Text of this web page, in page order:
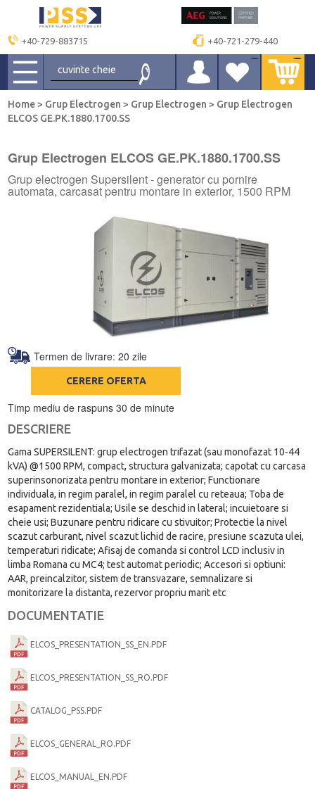
+40-729-883715 +40-721-279-440
Home> Grup Electrogen > Grup Electrogen > Grup Electrogen
ELCOS GE.PK.1880.1700.SS
Grup Electrogen ELCOS GE.PK.1880.1700.SS
Grup electrogen Supersilent - generator cu pornire
automata, carcasat pentru montare in exterior, 1500 RPM
Termen de livrare: 20 zile
CERERE OFERTA
Timp mediu de raspuns 30 de minute
DESCRIERE
Gama SUPERSILENT: grup electrogen trifazat (sau monofazat 10-44
kVA) @1500 RPM, compact, structura galvanizata; capotat cu carcasa
superinsonorizata pentru montare in exterior; Functionare
individuala, in regim paralel, in regim paralel cu reteaua; Toba de
esapament rezidentiala; Usile se deschid in lateral; incuietoare si
cheie usi; Buzunare pentru ridicare cu stivuitor; Protectie la nivel
scazut carburant, nivel scazut lichid de racire, presiune scazuta ulei,
temperaturi ridicate; Afisaj de comanda si control LCD inclusiv in
limba Romana cu MC4; test automat periodic; Accesori si optiuni:
AAR, preincalzitor, sistem de transvazare, semnalizare si
monitorizare la distanta, rezervor propriu marit etc
DOCUMENTATIE
ELCOS_PRESENTATION_SS_EN.PDF
ELCOS_PRESENTATION_SS_RO.PDF
CATALOG_PSS.PDF
ELCOS_GENERAL_RO.PDF
ELCOS_MANUAL_EN.PDF